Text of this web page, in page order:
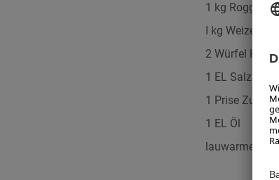
1 kg
I kg
2 Würfel Hefe
1 EL Salz
1 Prise Zucker
1 EL Öl
lauwarmes